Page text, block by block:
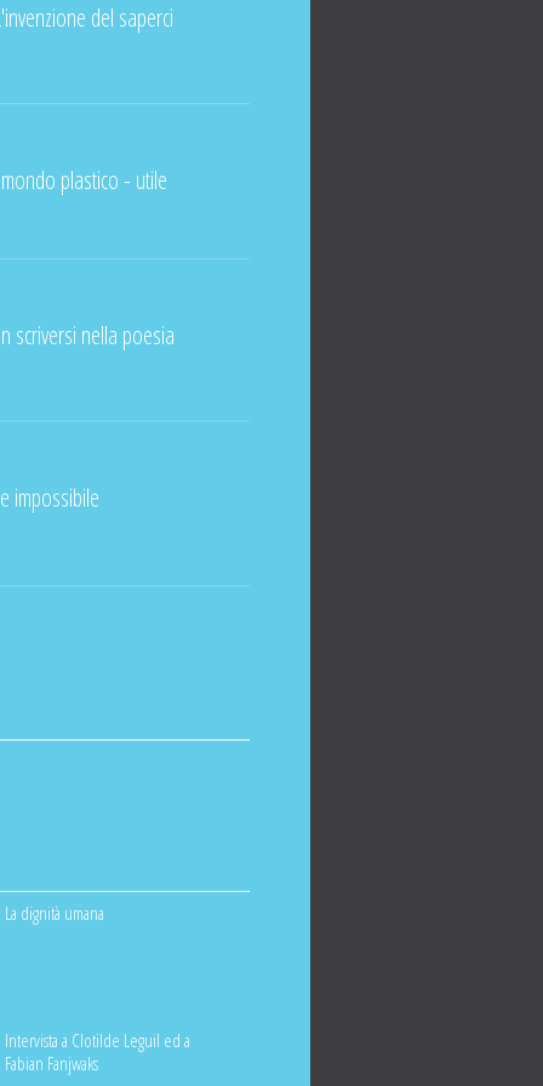
del saperci
plastico - utile
scriversi nella poesia
impossibile
La dignità umana
Intervista a Clotilde Leguil ed a
Fabian Fanjwaks